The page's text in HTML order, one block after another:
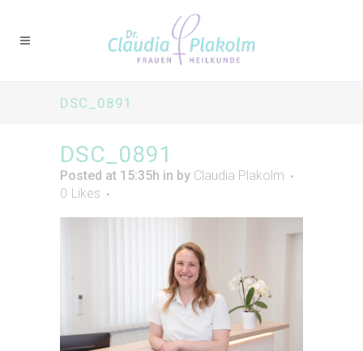
DSC_0891
DSC_0891
Posted at 15:35h in by Claudia Plakolm
0 Likes